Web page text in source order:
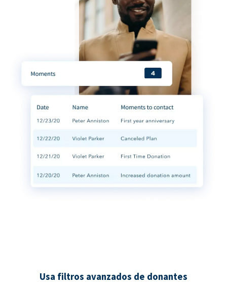
Usa filtros avanzados de donantes